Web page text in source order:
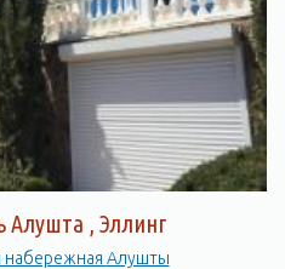
Алушта , Эллинг
Эллинг восточная набережная Алушты